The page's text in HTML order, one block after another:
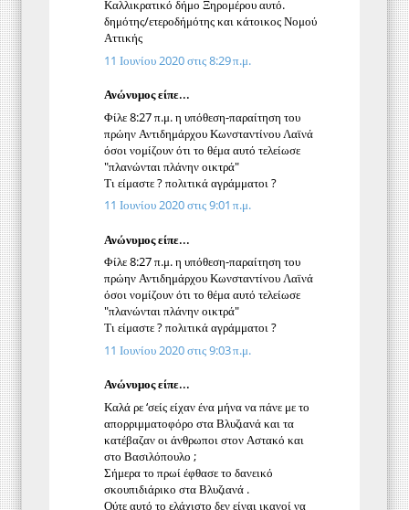
Καλλικρατικό δήμο Ξηρομέρου αυτό.
δημότης/ετεροδήμότης και κάτοικος Νομού
Αττικής
11 Ιουνίου 2020 στις 8:29 π.μ.
Ανώνυμος είπε...
Φίλε 8:27 π.μ. η υπόθεση-παραίτηση του
πρώην Αντιδημάρχου Κωνσταντίνου Λαϊνά
όσοι νομίζουν ότι το θέμα αυτό τελείωσε
"πλανώνται πλάνην οικτρά"
Τι είμαστε ? πολιτικά αγράμματοι ?
11 Ιουνίου 2020 στις 9:01 π.μ.
Ανώνυμος είπε...
Φίλε 8:27 π.μ. η υπόθεση-παραίτηση του
πρώην Αντιδημάρχου Κωνσταντίνου Λαϊνά
όσοι νομίζουν ότι το θέμα αυτό τελείωσε
"πλανώνται πλάνην οικτρά"
Τι είμαστε ? πολιτικά αγράμματοι ?
11 Ιουνίου 2020 στις 9:03 π.μ.
Ανώνυμος είπε...
Καλά ρε ‘σείς είχαν ένα μήνα να πάνε με το
απορριμματοφόρο στα Βλυζιανά και τα
κατέβαζαν οι άνθρωποι στον Αστακό και
στο Βασιλόπουλο ;
Σήμερα το πρωί έφθασε το δανεικό
σκουπιδιάρικο στα Βλυζιανά .
Ούτε αυτό το ελάχιστο δεν είναι ικανοί να